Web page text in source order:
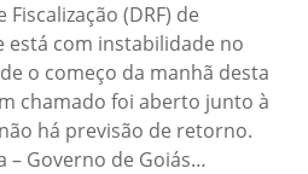
(DRF) de
com instabilidade no
o começo da manhã desta
chamado foi aberto junto à
há previsão de retorno.
– Governo de Goiás…